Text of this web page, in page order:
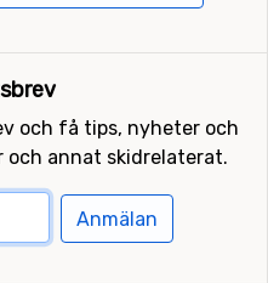
och få tips, nyheter och
och annat skidrelaterat.
Anmälan